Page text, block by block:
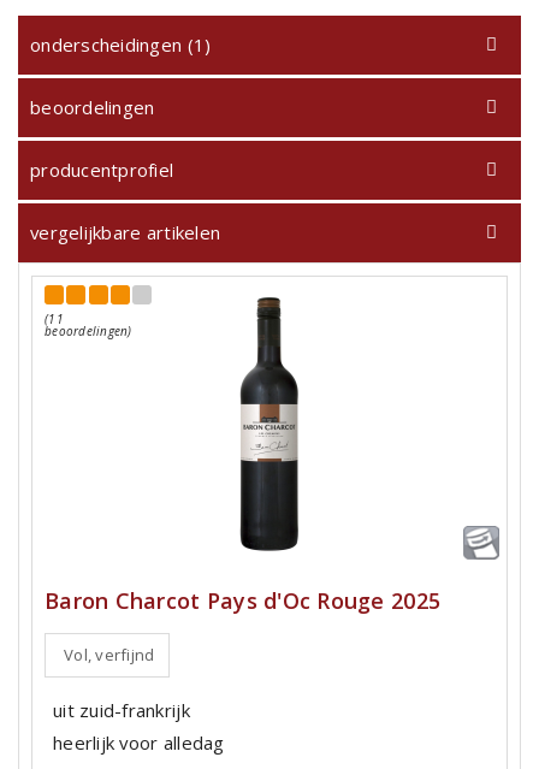
onderscheidingen (1)
beoordelingen
producentprofiel
vergelijkbare artikelen
(11
beoordelingen)
Baron Charcot Pays d'Oc Rouge 2025
Vol, verfijnd
uit zuid-frankrijk
heerlijk voor alledag